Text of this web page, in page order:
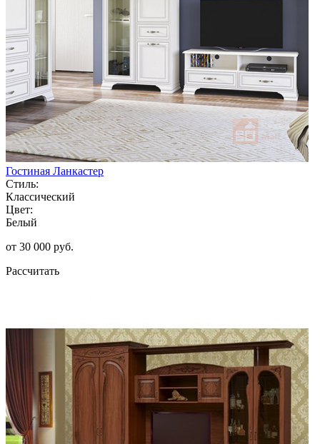
Гостиная Ланкастер
Стиль:
Классический
Цвет:
Белый
от 30 000 руб.
Рассчитать